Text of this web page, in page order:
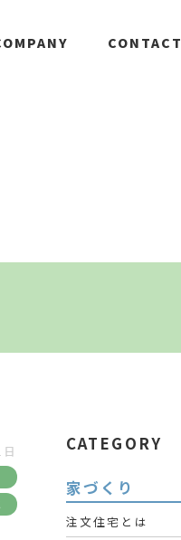
CONTACT
CATEGORY
家づくり
注文住宅とは